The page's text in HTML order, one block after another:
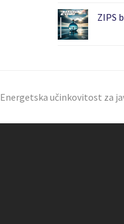
ZIPS
Energetska učinkovitost za